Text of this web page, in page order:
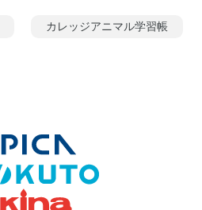
カレッジアニマル学習帳